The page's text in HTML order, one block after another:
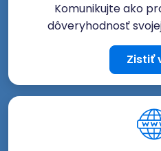
Komunikujte ako
dôveryhodnosť
Zistiť